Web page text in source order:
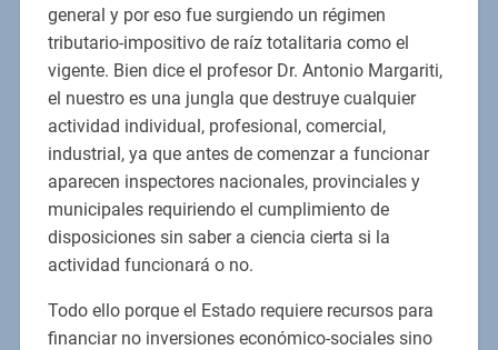
general y por eso fue surgiendo un régimen
tributario-impositivo de raíz totalitaria como el
vigente. Bien dice el profesor Dr. Antonio Margariti,
el nuestro es una jungla que destruye cualquier
actividad individual, profesional, comercial,
industrial, ya que antes de comenzar a funcionar
aparecen inspectores nacionales, provinciales y
municipales requiriendo el cumplimiento de
disposiciones sin saber a ciencia cierta si la
actividad funcionará o no.
Todo ello porque el Estado requiere recursos para
financiar no inversiones económico-sociales sino